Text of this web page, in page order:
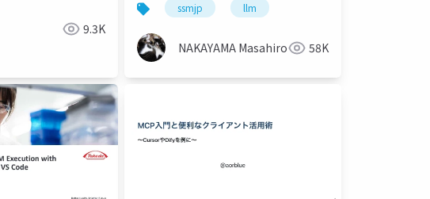
9.3K
ssmjp llm
NAKAYAMA Masahiro 58K